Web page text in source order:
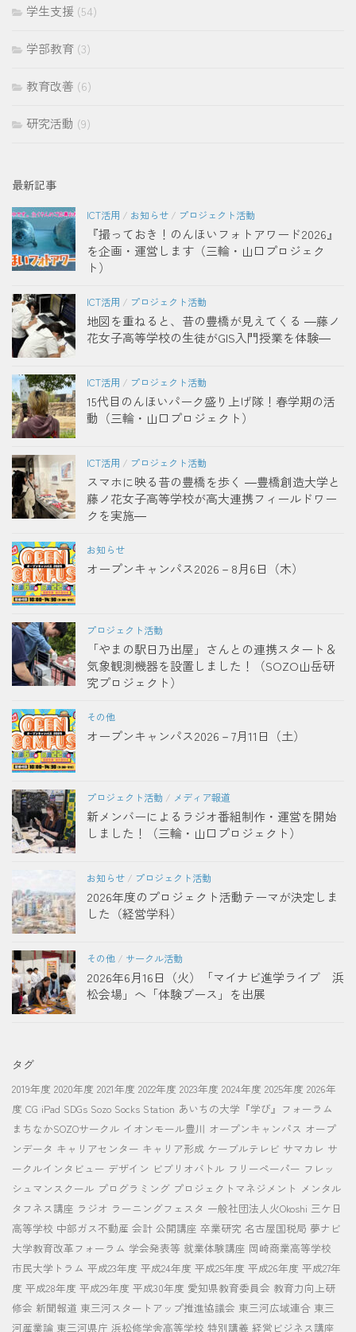
学生支援 (54)
学部教育 (3)
教育改善 (6)
研究活動 (9)
最新記事
ICT活用 / お知らせ / プロジェクト活動
『撮っておき！のんほいフォトアワード2026』
を企画・運営します（三輪・山口プロジェク
ト）
ICT活用 / プロジェクト活動
地図を重ねると、昔の豊橋が見えてくる ―藤ノ
花女子高等学校の生徒がGIS入門授業を体験―
ICT活用 / プロジェクト活動
15代目のんほいパーク盛り上げ隊！春学期の活
動（三輪・山口プロジェクト）
ICT活用 / プロジェクト活動
スマホに映る昔の豊橋を歩く ―豊橋創造大学と
藤ノ花女子高等学校が高大連携フィールドワー
クを実施―
お知らせ
オープンキャンパス2026－8月6日（木）
プロジェクト活動
「やまの駅日乃出屋」さんとの連携スタート＆
気象観測機器を設置しました！（SOZO山岳研
究プロジェクト）
その他
オープンキャンパス2026－7月11日（土）
プロジェクト活動 / メディア報道
新メンバーによるラジオ番組制作・運営を開始
しました！（三輪・山口プロジェクト）
お知らせ / プロジェクト活動
2026年度のプロジェクト活動テーマが決定しま
した（経営学科）
その他 / サークル活動
2026年6月16日（火）「マイナビ進学ライブ 浜
松会場」へ「体験ブース」を出展
タグ
2019年度 2020年度 2021年度 2022年度 2023年度 2024年度 2025年度 2026年
度 CG iPad SDGs Sozo Socks Station あいちの大学『学び』フォーラム
まちなかSOZOサークル イオンモール豊川 オープンキャンパス オープ
ンデータ キャリアセンター キャリア形成 ケーブルテレビ サマカレ サ
ークルインタビュー デザイン ビブリオバトル フリーペーパー フレッ
シュマンスクール プログラミング プロジェクトマネジメント メンタル
タフネス講座 ラジオ ラーニングフェスタ 一般社団法人火Okoshi 三ケ日
高等学校 中部ガス不動産 会計 公開講座 卒業研究 名古屋国税局 夢ナビ
大学教育改革フォーラム 学会発表等 就業体験講座 岡崎商業高等学校
市民大学トラム 平成23年度 平成24年度 平成25年度 平成26年度 平成27年
度 平成28年度 平成29年度 平成30年度 愛知県教育委員会 教育力向上研
修会 新聞報道 東三河スタートアップ推進協議会 東三河広域連合 東三
河産業論 東三河県庁 浜松修学舎高等学校 特別講義 経営ビジネス講座